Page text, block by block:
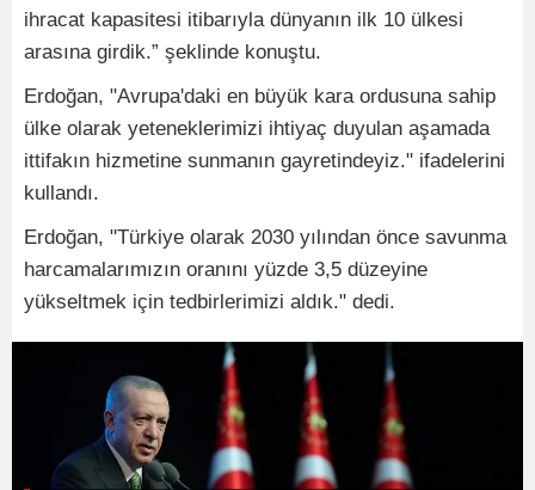
ihracat kapasitesi itibarıyla dünyanın ilk 10 ülkesi
arasına girdik.” şeklinde konuştu.
Erdoğan, "Avrupa'daki en büyük kara ordusuna sahip
ülke olarak yeteneklerimizi ihtiyaç duyulan aşamada
ittifakın hizmetine sunmanın gayretindeyiz." ifadelerini
kullandı.
Erdoğan, "Türkiye olarak 2030 yılından önce savunma
harcamalarımızın oranını yüzde 3,5 düzeyine
yükseltmek için tedbirlerimizi aldık." dedi.